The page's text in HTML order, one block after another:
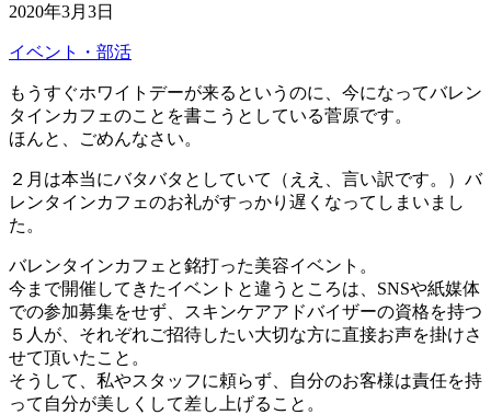
2020年3月3日
イベント・部活
もうすぐホワイトデーが来るというのに、今になってバレン
タインカフェのことを書こうとしている菅原です。
ほんと、ごめんなさい。
２月は本当にバタバタとしていて（ええ、言い訳です。）バ
レンタインカフェのお礼がすっかり遅くなってしまいまし
た。
バレンタインカフェと銘打った美容イベント。
今まで開催してきたイベントと違うところは、SNSや紙媒体
での参加募集をせず、スキンケアアドバイザーの資格を持つ
５人が、それぞれご招待したい大切な方に直接お声を掛けさ
せて頂いたこと。
そうして、私やスタッフに頼らず、自分のお客様は責任を持
って自分が美しくして差し上げること。